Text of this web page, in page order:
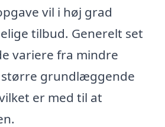
vil i høj grad
tilbud. Generelt set
variere fra mindre
grundlæggende
er med til at